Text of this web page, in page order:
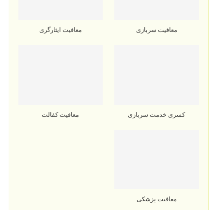
معافیت سربازی معافیت ایثارگری
کسری خدمت سربازی معافیت کفالت
معافیت پزشکی